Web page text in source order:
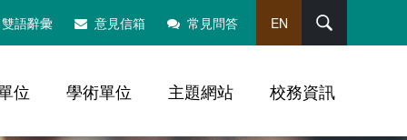
雙語辭彙 意見信箱 常見問答 EN
位 學術單位 主題網站 校務資訊